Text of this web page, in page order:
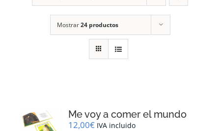
Mostrar24 productos
Me voy a comer el mundo
12,00€ IVA incluido